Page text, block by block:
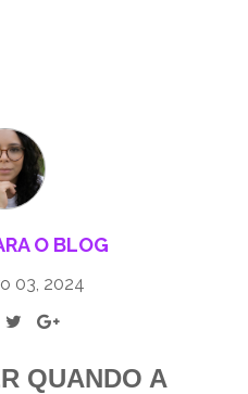
O BLOG
03, 2024
QUANDO A